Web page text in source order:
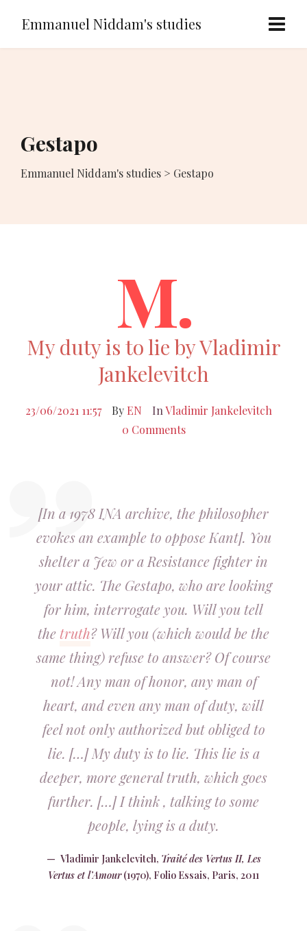
Emmanuel Niddam's studies
Gestapo
Emmanuel Niddam's studies > Gestapo
M.
My duty is to lie by Vladimir
Jankelevitch
23/06/2021 11:57 By EN InVladimir Jankelevitch
0 Comments
[In a 1978 INA archive, the philosopher
evokes an example to oppose Kant]. You
shelter a Jew or a Resistance fighter in
your attic. The Gestapo, who are looking
for him, interrogate you. Will you tell
thetruth? Will you (which would be the
same thing) refuse to answer? Of course
not! Any man of honor, any man of
heart, and even any man of duty, will
feel not only authorized but obliged to
lie. […] My duty is to lie. This lie is a
deeper, more general truth, which goes
further. […] I think , talking to some
people, lying is a duty.
Vladimir Jankelevitch, Traité des Vertus II, Les
Vertus et l’Amour(1970), Folio Essais, Paris, 2011